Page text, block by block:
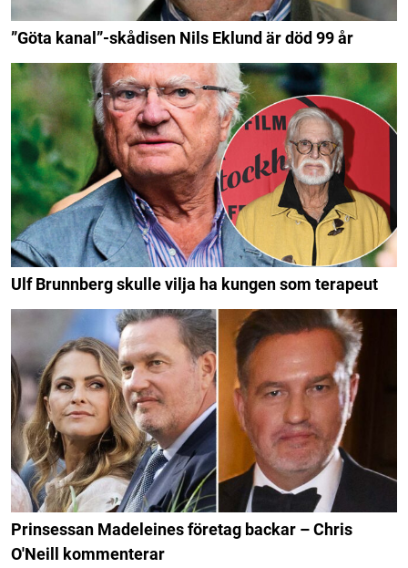
”Göta kanal”-skådisen Nils Eklund är död 99 år
Ulf Brunnberg skulle vilja ha kungen som terapeut
Prinsessan Madeleines företag backar – Chris
O'Neill kommenterar